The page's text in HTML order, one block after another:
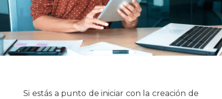
Si estás a punto de iniciar con la creación de